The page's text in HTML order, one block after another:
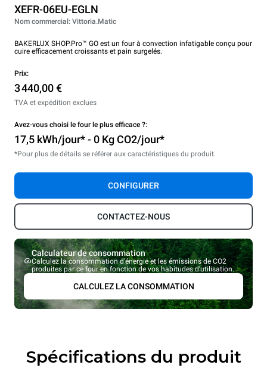
XEFR-06EU-EGLN
Nom commercial: Vittoria.Matic
BAKERLUX SHOP.Pro™ GO est un four à convection infatigable conçu pour
cuire efficacement croissants et pain surgelés.
Prix:
3 440,00 €
TVA et expédition exclues
Avez-vous choisi le four le plus efficace ?:
17,5 kWh/jour* - 0 Kg CO2/jour*
*Pour plus de détails se référer aux caractéristiques du produit.
CONFIGURER
CONTACTEZ-NOUS
Calculateur de consommation
Calculez la consommation d'énergie et les émissions de CO2
produites par ce four en fonction de vos habitudes d'utilisation.
CALCULEZ LA CONSOMMATION
Spécifications du produit